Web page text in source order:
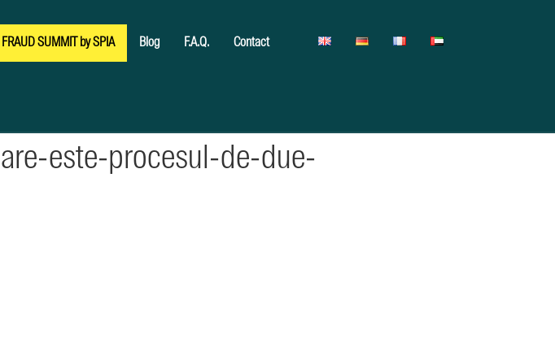
FRAUD SUMMIT by SPIA Blog F.A.Q. Contact
este-procesul-de-due-